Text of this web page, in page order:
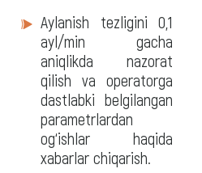
Aylanish tezligini 0,1
ayl/min gacha
aniqlikda nazorat
qilish va operatorga
dastlabki belgilangan
parametrlardan
og‘ishlar haqida
xabarlar chiqarish.